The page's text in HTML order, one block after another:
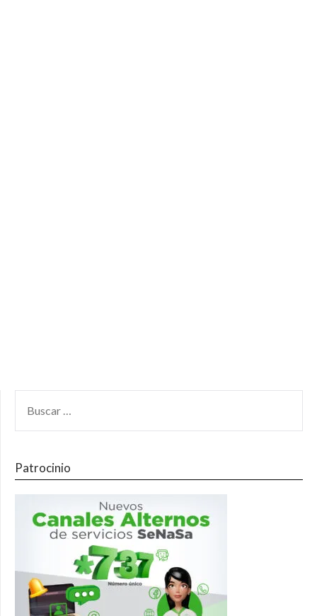
Patrocinio